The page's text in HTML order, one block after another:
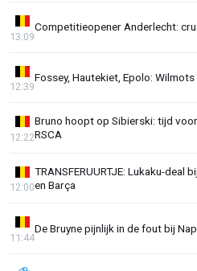
Competitieopener Anderlecht:
13:09
Fossey, Hautekiet, Epolo:
12:39
Bruno hoopt op Sibierski: tijd
RSCA
12:22
TRANSFERUURTJE: Lukaku-deal
en Barça
12:00
De Bruyne pijnlijk in de fout bij
11:44